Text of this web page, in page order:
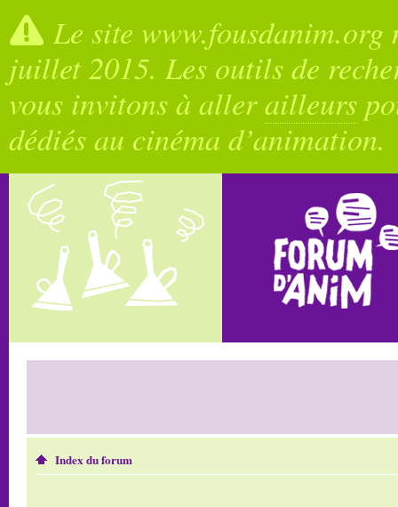
Le site
juillet 2015. Les outils de
vous invitons à allerailleurs
dédiés au cinéma d’animation.
Index du forum